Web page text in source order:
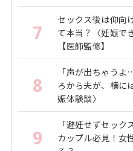
7
セックス後は仰向
て本当？〈妊娠で
【医師監修】
8
「声が出ちゃう
ろから夫が、横に
娠体験談〉
9
「避妊せずセック
カップル必見！女